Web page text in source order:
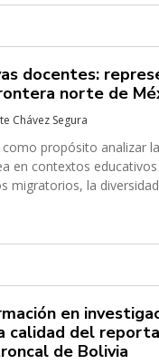
docentes:
norte de
Chávez Segura
propósito analizar
en contextos
migratorios, la
en
calidad del
de Bolivia